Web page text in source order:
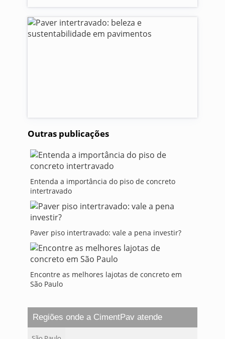
Outras publicações
Entenda a importância do piso de concreto
intertravado
Paver piso intertravado: vale a pena investir?
Encontre as melhores lajotas de concreto em
São Paulo
Regiões onde a CimentPav atende